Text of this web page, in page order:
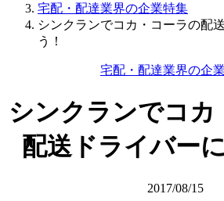
宅配・配達業界の企業特集
シンクランでコカ・コーラの配
う！
宅配・配達業界の企
シンクランでコカ
配送ドライバー
2017/08/15